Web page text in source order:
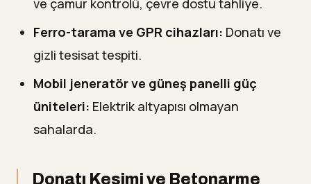
Ferro-tarama ve GPR cihazları: Donatı ve
gizli tesisat tespiti.
Mobil jeneratör ve güneş panelli güç
üniteleri: Elektrik altyapısı olmayan
sahalarda.
Donatı Kesimi ve Betonarme